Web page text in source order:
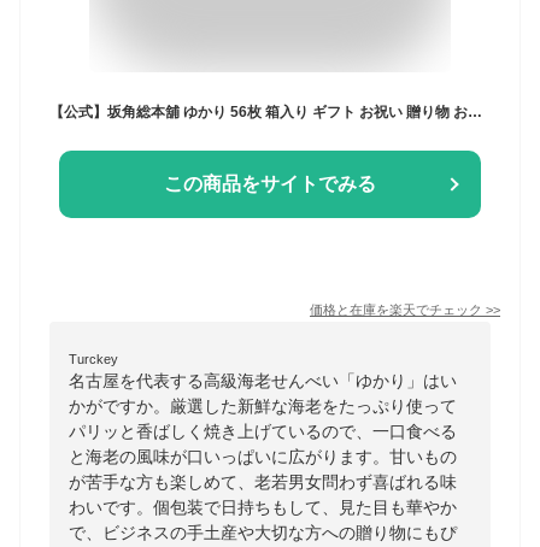
【公式】坂角総本舖 ゆかり 56枚 箱入り ギフト お祝い 贈り物 お中元 御中元 帰省土産
この商品をサイトでみる
価格と在庫を楽天でチェック >>
Turckey
名古屋を代表する高級海老せんべい「ゆかり」はい
かがですか。厳選した新鮮な海老をたっぷり使って
パリッと香ばしく焼き上げているので、一口食べる
と海老の風味が口いっぱいに広がります。甘いもの
が苦手な方も楽しめて、老若男女問わず喜ばれる味
わいです。個包装で日持ちもして、見た目も華やか
で、ビジネスの手土産や大切な方への贈り物にもぴ